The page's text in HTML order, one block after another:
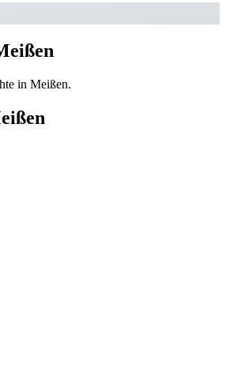
in Meißen.